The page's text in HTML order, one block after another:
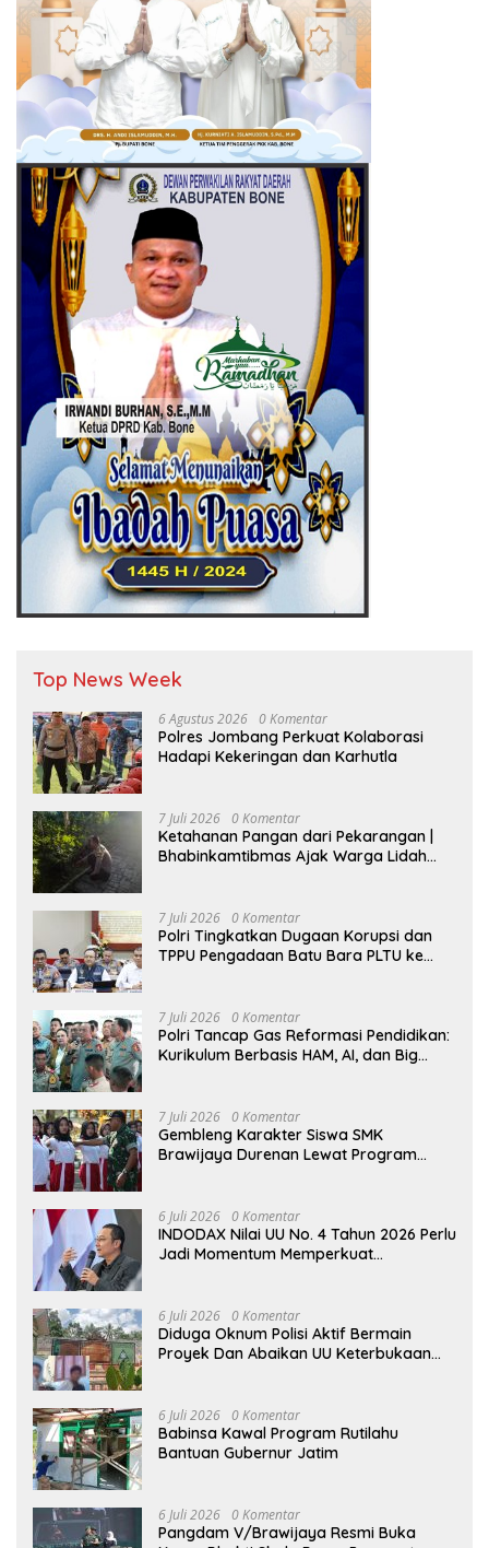
Top News Week
6 Agustus 2026 0 Komentar
Polres Jombang Perkuat Kolaborasi
Hadapi Kekeringan dan Karhutla
7 Juli 2026 0 Komentar
Ketahanan Pangan dari Pekarangan |
Bhabinkamtibmas Ajak Warga Lidah
7 Juli 2026 0 Komentar
Polri Tingkatkan Dugaan Korupsi dan
TPPU Pengadaan Batu Bara PLTU ke
7 Juli 2026 0 Komentar
Polri Tancap Gas Reformasi Pendidikan:
Kurikulum Berbasis HAM, AI, dan Big
7 Juli 2026 0 Komentar
Gembleng Karakter Siswa SMK
Brawijaya Durenan Lewat Program
6 Juli 2026 0 Komentar
INDODAX Nilai UU No. 4 Tahun 2026 Perlu
Jadi Momentum Memperkuat
6 Juli 2026 0 Komentar
Diduga Oknum Polisi Aktif Bermain
Proyek Dan Abaikan UU Keterbukaan
6 Juli 2026 0 Komentar
Babinsa Kawal Program Rutilahu
Bantuan Gubernur Jatim
6 Juli 2026 0 Komentar
Pangdam V/Brawijaya Resmi Buka